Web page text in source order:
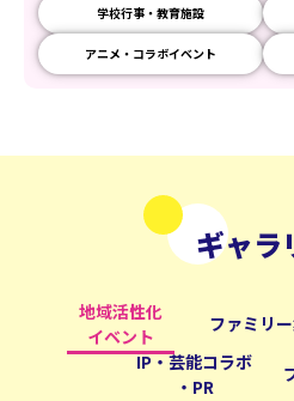
学校行事・教育施設
アニメ・コラボイベント
ギャラ
地域活性化
イベント
ファミリ
IP・芸能コラボ
・PR